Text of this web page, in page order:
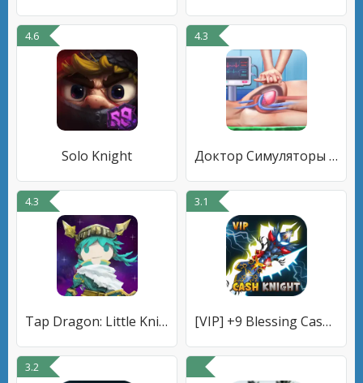
4.6
Solo Knight
4.3
Доктор Симуляторы игры Оффлайн
4.3
Tap Dragon: Little Knight Luna
3.1
[VIP] +9 Blessing Cash Knight
3.2